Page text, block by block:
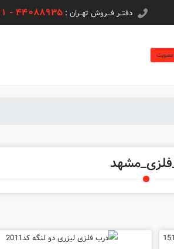
دفتــر فـــروش تهــران : - 44088935
عضویت